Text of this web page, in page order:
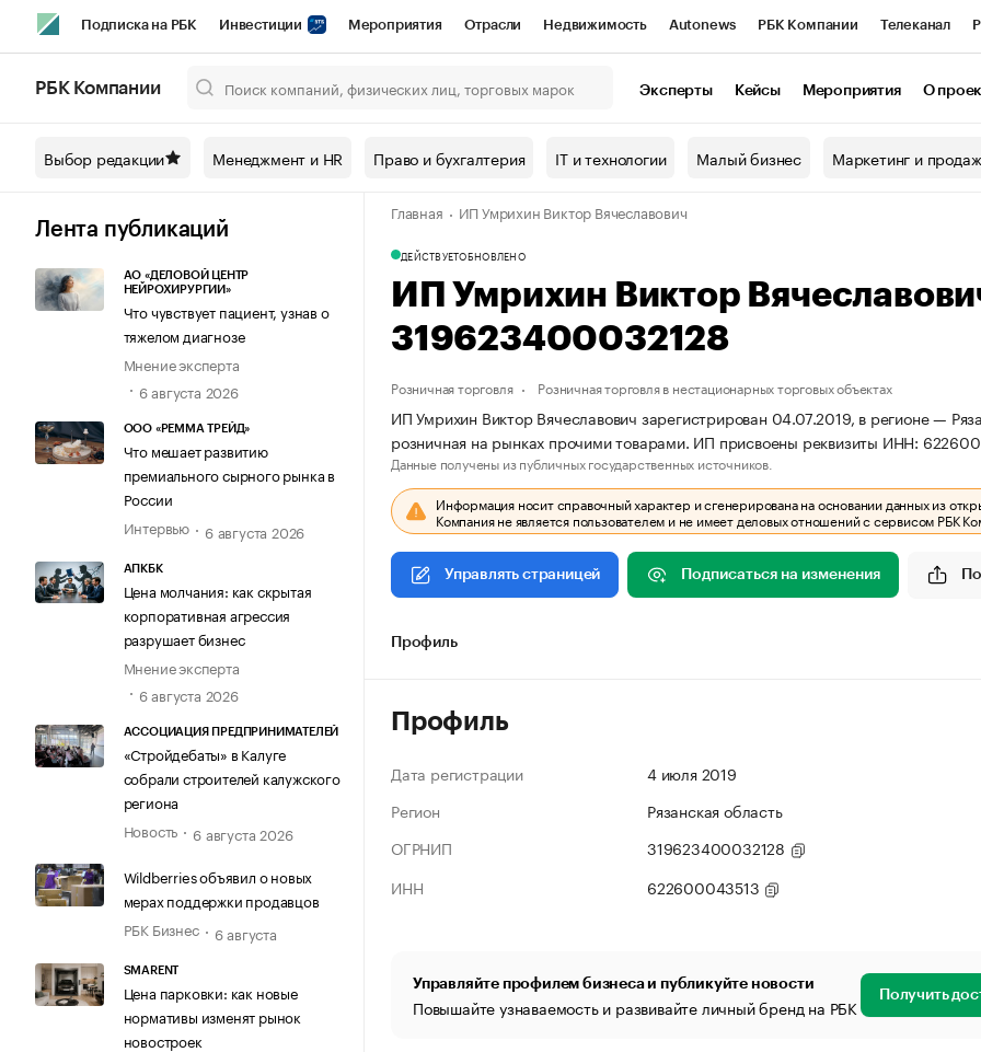
Подписка на РБК Инвестиции Мероприятия Отрасли Недвижимость Autonews РБК Компании Телеканал
Спецпроекты СПб Конференции СПб Спецпроекты Проверка контрагентов
Технологии и медиа Рынок наличной валюты
РБК Компании Эксперты Кейсы Мероприятия О
Выбор редакции Менеджмент и HR Право и бухгалтерия IT и технологии Малый бизнес Маркетинг и
Лента публикаций
АО «ДЕЛОВОЙ ЦЕНТР
НЕЙРОХИРУРГИИ»
Что чувствует пациент, узнав о
тяжелом диагнозе
Мнение эксперта
6 августа 2026
ООО «РЕММА ТРЕЙД»
Что мешает развитию
премиального сырного рынка в
России
Интервью
6 августа 2026
АПКБК
Цена молчания: как скрытая
корпоративная агрессия
разрушает бизнес
Мнение эксперта
6 августа 2026
АССОЦИАЦИЯ ПРЕДПРИНИМАТЕЛЕЙ
«Стройдебаты» в Калуге
собрали строителей калужского
региона
Новость
6 августа 2026
Wildberries объявил о новых
мерах поддержки продавцов
РБК Бизнес
6 августа
SMARENT
Цена парковки: как новые
нормативы изменят рынок
новостроек
Главная ИП Умрихин Виктор Вячеславович
ДЕЙСТВУЕТОБНОВЛЕНО
ИП Умрихин Виктор
319623400032128
Розничная торговля Розничная торговля в нестационарных торговых объектах
ИП Умрихин Виктор Вячеславович зарегистрирован 04.07.2019, в регионе —
розничная на рынках прочими товарами. ИП присвоены реквизиты ИНН:
Данные получены из публичных государственных источников.
Информация носит справочный характер и сгенерирована на основании данных из
Компания не является пользователем и не имеет деловых отношений с сервисом РБК
Управлять страницей Подписаться на изменения
Профиль
Профиль
Дата регистрации
4 июля 2019
Регион
Рязанская область
ОГРНИП
319623400032128
ИНН
622600043513
Управляйте профилем бизнеса и публикуйте новости
Повышайте узнаваемость и развивайте личный бренд на РБК Получить